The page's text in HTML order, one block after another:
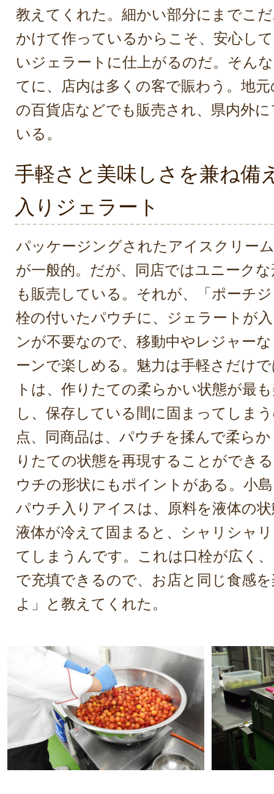
教えてくれた。細かい部分にまでこ
かけて作っているからこそ、安心し
いジェラートに仕上がるのだ。そん
てに、店内は多くの客で賑わう。地
の百貨店などでも販売され、県内外
いる。
手軽さと美味しさを兼ね備
入りジェラート
パッケージングされたアイスクリー
が一般的。だが、同店ではユニーク
も販売している。それが、「ポーチ
栓の付いたパウチに、ジェラートが
ンが不要なので、移動中やレジャー
ーンで楽しめる。魅力は手軽さだけ
トは、作りたての柔らかい状態が最
し、保存している間に固まってしま
点、同商品は、パウチを揉んで柔ら
りたての状態を再現することができ
ウチの形状にもポイントがある。小
パウチ入りアイスは、原料を液体の
液体が冷えて固まると、シャリシャ
てしまうんです。これは口栓が広く
で充填できるので、お店と同じ食感
よ」と教えてくれた。